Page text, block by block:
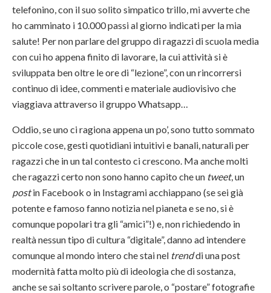
telefonino, con il suo solito simpatico trillo, mi avverte che
ho camminato i 10.000 passi al giorno indicati per la mia
salute! Per non parlare del gruppo di ragazzi di scuola media
con cui ho appena finito di lavorare, la cui attività si è
sviluppata ben oltre le ore di “lezione”, con un rincorrersi
continuo di idee, commenti e materiale audiovisivo che
viaggiava attraverso il gruppo Whatsapp…
Oddio, se uno ci ragiona appena un po’, sono tutto sommato
piccole cose, gesti quotidiani intuitivi e banali, naturali per
ragazzi che in un tal contesto ci crescono. Ma anche molti
che ragazzi certo non sono hanno capito che un tweet, un
postin Facebook o in Instagrami acchiappano (se sei già
potente e famoso fanno notizia nel pianeta e se no, si è
comunque popolari tra gli “amici”!) e, non richiedendo in
realtà nessun tipo di cultura “digitale”, danno ad intendere
comunque al mondo intero che stai nel trenddi una post
modernità fatta molto più di ideologia che di sostanza,
anche se sai soltanto scrivere parole, o “postare” fotografie